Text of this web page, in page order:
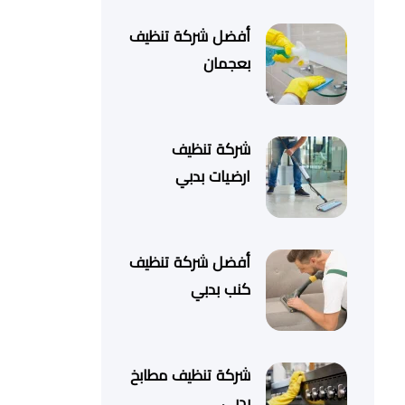
أفضل شركة تنظيف
بعجمان
شركة تنظيف
ارضيات بدبي
أفضل شركة تنظيف
كنب بدبي
شركة تنظيف مطابخ